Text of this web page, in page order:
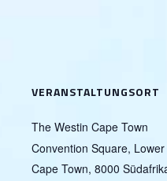
VERANSTALTUNGSORT
The Westin Cape Town
Convention Square,
Cape Town, 8000